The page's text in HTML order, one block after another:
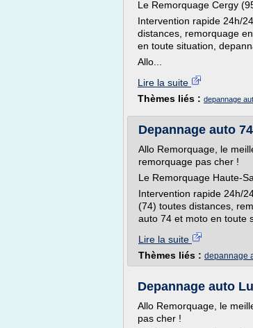
Le Remorquage Cergy
Intervention rapide 24h/
distances, remorquage
en toute situation,
Allo...
Lire la suite
Thèmes liés : depannage
Depannage auto
Allo Remorquage, le
remorquage pas cher !
Le Remorquage Haute-
Intervention rapide 24h/
(74) toutes distances,
auto 74 et moto en toute
Lire la suite
Thèmes liés : depannage
Depannage auto
Allo Remorquage, le
pas cher !